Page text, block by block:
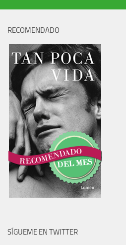
RECOMENDADO
SÍGUEME EN TWITTER